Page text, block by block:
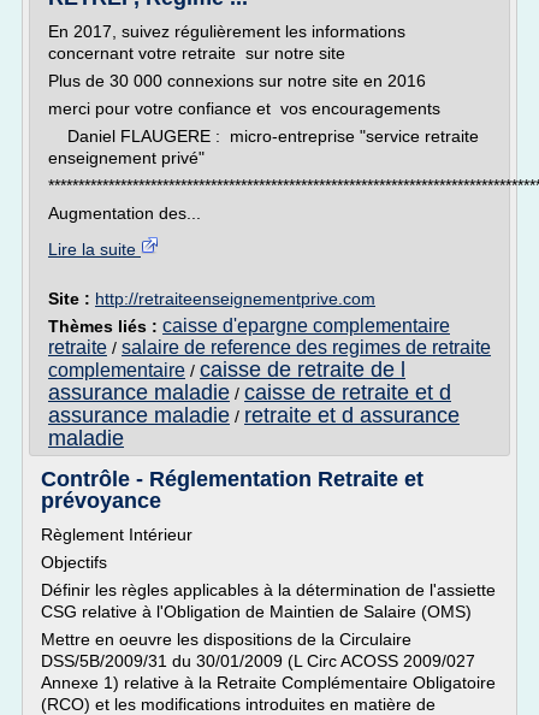
En 2017, suivez régulièrement les informations
concernant votre retraite sur notre site
Plus de 30 000 connexions sur notre site en 2016
merci pour votre confiance et vos encouragements
Daniel FLAUGERE : micro-entreprise "service retraite
enseignement privé"
Augmentation des...
Lire la suite
Site : http://retraiteenseignementprive.com
Thèmes liés : caisse d'epargne complementaire
retraite / salaire de reference des regimes de retraite
complementaire / caisse de retraite de l
assurance maladie / caisse de retraite et d
assurance maladie / retraite et d assurance
maladie
Contrôle - Réglementation Retraite et
prévoyance
Règlement Intérieur
Objectifs
Définir les règles applicables à la détermination de l'assiette
CSG relative à l'Obligation de Maintien de Salaire (OMS)
Mettre en oeuvre les dispositions de la Circulaire
DSS/5B/2009/31 du 30/01/2009 (L Circ ACOSS 2009/027
Annexe 1) relative à la Retraite Complémentaire Obligatoire
(RCO) et les modifications introduites en matière de